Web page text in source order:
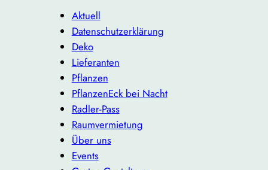
Aktuell
Datenschutzerklärung
Deko
Lieferanten
Pflanzen
PflanzenEck bei Nacht
Radler-Pass
Raumvermietung
Über uns
Events